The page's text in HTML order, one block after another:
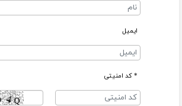
ایمیل
* کد امنیتی